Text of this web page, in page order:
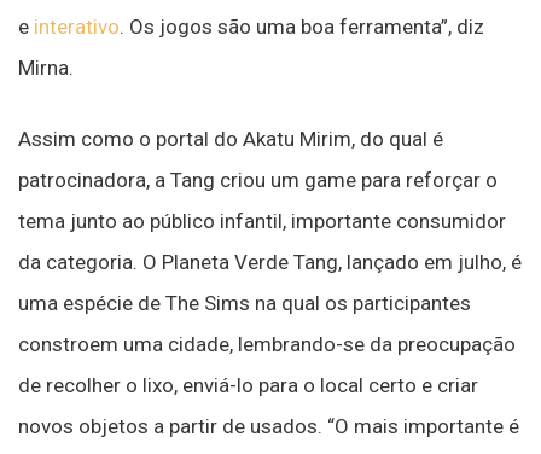
e interativo. Os jogos são uma boa ferramenta”, diz
Mirna.
Assim como o portal do Akatu Mirim, do qual é
patrocinadora, a Tang criou um game para reforçar o
tema junto ao público infantil, importante consumidor
da categoria. O Planeta Verde Tang, lançado em julho, é
uma espécie de The Sims na qual os participantes
constroem uma cidade, lembrando-se da preocupação
de recolher o lixo, enviá-lo para o local certo e criar
novos objetos a partir de usados. “O mais importante é